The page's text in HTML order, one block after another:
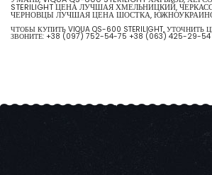
STERILIGHT ЦЕНА ЛУЧШАЯ ХМЕЛЬНИЦКИЙ,
ЧЕРНОВЦЫ ЛУЧШАЯ ЦЕНА ШОСТКА,
ЧТОБЫ КУПИТЬ VIQUA QS-600 STERILIGHT, УТОЧНИТЬ
ЗВОНИТЕ: +38 (097) 752-54-75 +38 (063) 425-29-54